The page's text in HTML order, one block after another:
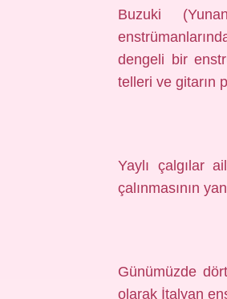
Buzuki
dengeli bir
telleri ve gitarın
Yaylı çalgılar
çalınmasının
Günümüzde
olarak İtalyan